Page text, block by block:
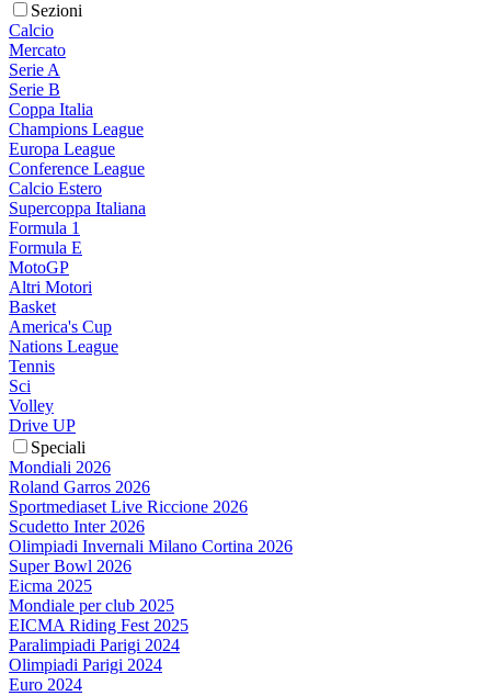
Sezioni
Calcio
Mercato
Serie A
Serie B
Coppa Italia
Champions League
Europa League
Conference League
Calcio Estero
Supercoppa Italiana
Formula 1
Formula E
MotoGP
Altri Motori
Basket
America's Cup
Nations League
Tennis
Sci
Volley
Drive UP
Speciali
Mondiali 2026
Roland Garros 2026
Sportmediaset Live Riccione 2026
Scudetto Inter 2026
Olimpiadi Invernali Milano Cortina 2026
Super Bowl 2026
Eicma 2025
Mondiale per club 2025
EICMA Riding Fest 2025
Paralimpiadi Parigi 2024
Olimpiadi Parigi 2024
Euro 2024